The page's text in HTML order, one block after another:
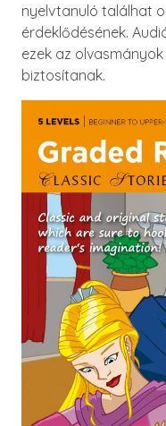
nyelvtanuló találhat
érdeklődésének.
ezek az
biztosítanak.